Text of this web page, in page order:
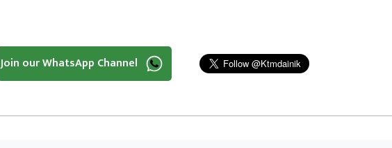
Join our WhatsApp Channel